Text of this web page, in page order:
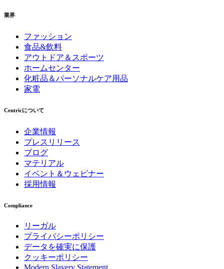
業界
ファッション
食品&飲料
アウトドア＆スポーツ
ホームセンター
化粧品＆パーソナルケア用品
家電
Centricについて
企業情報
プレスリリース
ブログ
マテリアル
イベント＆ウェビナー
採用情報
Compliance
リーガル
プライバシーポリシー
データを確実に保護
クッキーポリシー